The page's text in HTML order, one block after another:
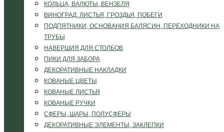
КОЛЬЦА, ВАЛЮТЫ, ВЕНЗЕЛЯ
ВИНОГРАД: ЛИСТЬЯ, ГРОЗДЬЯ, ПОБЕГИ
ПОДПЯТНИКИ, ОСНОВАНИЯ БАЛЯСИН, ПЕРЕХОДНИКИ НА
ТРУБЫ
НАВЕРШИЯ ДЛЯ СТОЛБОВ
ПИКИ ДЛЯ ЗАБОРА
ДЕКОРАТИВНЫЕ НАКЛАДКИ
КОВАНЫЕ ЦВЕТЫ
КОВАНЫЕ ЛИСТЬЯ
КОВАНЫЕ РУЧКИ
СФЕРЫ, ШАРЫ, ПОЛУСФЕРЫ
ДЕКОРАТИВНЫЕ ЭЛЕМЕНТЫ, ЗАКЛЕПКИ